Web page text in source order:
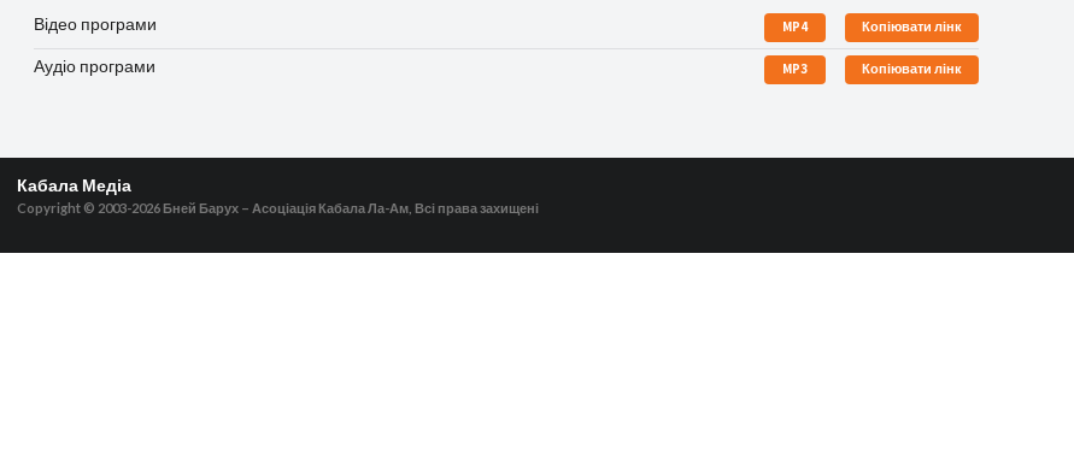
Відео програми MP4 Копіювати лінк
Аудіо програми MP3 Копіювати лінк
Кабала Медіа
Copyright © 2003-2026 Бней Барух – Асоціація Кабала Ла-Ам, Всі права захищені